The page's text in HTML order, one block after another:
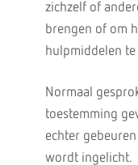
zichzelf of
brengen of om
hulpmiddelen
Normaal
toestemming
echter
wordt ingelicht.